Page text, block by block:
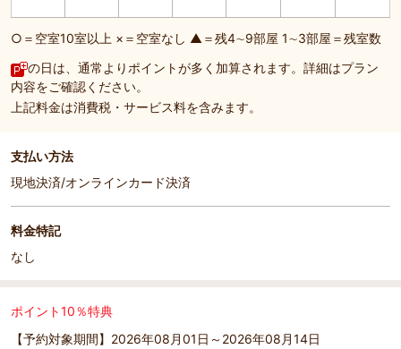
○＝空室10室以上 ×＝空室なし ▲＝残4∼9部屋 1∼3部屋＝残室数
の日は、通常よりポイントが多く加算されます。詳細はプラン
内容をご確認ください。
上記料金は消費税・サービス料を含みます。
支払い方法
現地決済/オンラインカード決済
料金特記
なし
ポイント10％特典
【予約対象期間】2026年08月01日～2026年08月14日